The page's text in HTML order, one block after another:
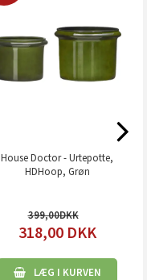
House Doctor - Urtepotte,
HDHoop, Grøn
399,00
318,00 DKK
LÆG I KURVEN